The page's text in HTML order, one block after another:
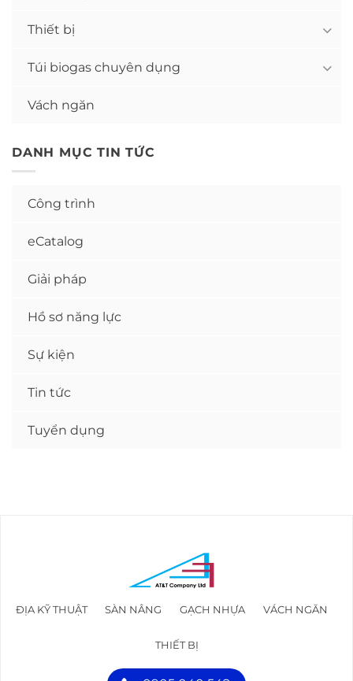
Thiết bị
Túi biogas chuyên dụng
Vách ngăn
DANH MỤC TIN TỨC
Công trình
eCatalog
Giải pháp
Hồ sơ năng lực
Sự kiện
Tin tức
Tuyển dụng
ĐỊA KỸ THUẬT SÀN NÂNG GẠCH NHỰA VÁCH NGĂN
THIẾT BỊ